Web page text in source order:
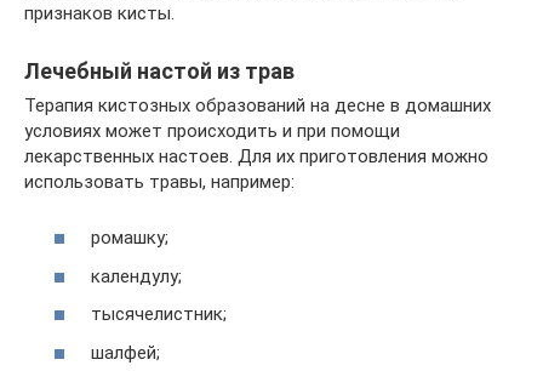
признаков кисты.
Лечебный настой из трав
Терапия кистозных образований на десне в домашних
условиях может происходить и при помощи
лекарственных настоев. Для их приготовления можно
использовать травы, например:
ромашку;
календулу;
тысячелистник;
шалфей;